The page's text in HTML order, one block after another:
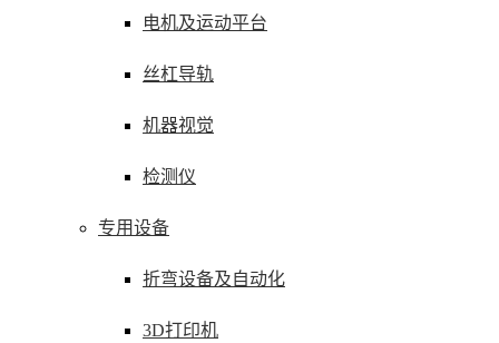
电机及运动平台
丝杠导轨
机器视觉
检测仪
专用设备
折弯设备及自动化
3D打印机